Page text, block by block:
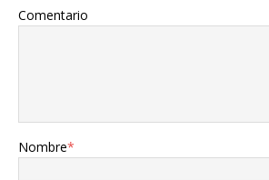
Comentario
Nombre*